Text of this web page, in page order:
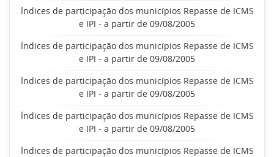
Índices de participação dos municípios Repasse de ICMS
e IPI - a partir de 09/08/2005
Índices de participação dos municípios Repasse de ICMS
e IPI - a partir de 09/08/2005
Índices de participação dos municípios Repasse de ICMS
e IPI - a partir de 09/08/2005
Índices de participação dos municípios Repasse de ICMS
e IPI - a partir de 09/08/2005
Índices de participação dos municípios Repasse de ICMS